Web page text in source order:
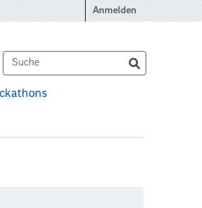
Anmelden